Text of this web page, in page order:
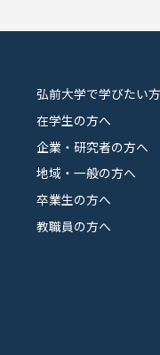
弘前大学で学びたい
在学生の方へ
企業・研究者の方へ
地域・一般の方へ
卒業生の方へ
教職員の方へ